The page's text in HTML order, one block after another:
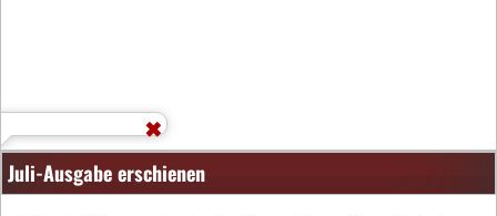
Juli-Ausgabe erschienen